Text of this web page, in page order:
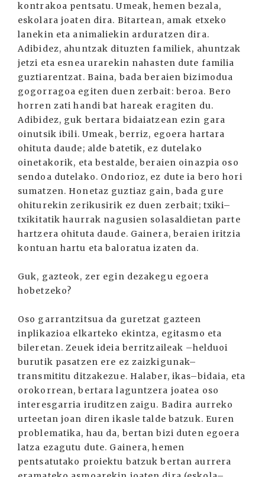
kontrakoa pentsatu. Umeak, hemen bezala,
eskolara joaten dira. Bitartean, amak etxeko
lanekin eta animaliekin arduratzen dira.
Adibidez, ahuntzak dituzten familiek, ahuntzak
jetzi eta esnea urarekin nahasten dute familia
guztiarentzat. Baina, bada beraien bizimodua
gogorragoa egiten duen zerbait: beroa. Bero
horren zati handi bat hareak eragiten du.
Adibidez, guk bertara bidaiatzean ezin gara
oinutsik ibili. Umeak, berriz, egoera hartara
ohituta daude; alde batetik, ez dutelako
oinetakorik, eta bestalde, beraien oinazpia oso
sendoa dutelako. Ondorioz, ez dute ia bero hori
sumatzen. Honetaz guztiaz gain, bada gure
ohiturekin zerikusirik ez duen zerbait; txiki–
txikitatik haurrak nagusien solasaldietan parte
hartzera ohituta daude. Gainera, beraien iritzia
kontuan hartu eta baloratua izaten da.
Guk, gazteok, zer egin dezakegu egoera
hobetzeko?
Oso garrantzitsua da guretzat gazteen
inplikazioa elkarteko ekintza, egitasmo eta
bileretan. Zeuek ideia berritzaileak –helduoi
burutik pasatzen ere ez zaizkigunak–
transmititu ditzakezue. Halaber, ikas–bidaia, eta
orokorrean, bertara laguntzera joatea oso
interesgarria iruditzen zaigu. Badira aurreko
urteetan joan diren ikasle talde batzuk. Euren
problematika, hau da, bertan bizi duten egoera
latza ezagutu dute. Gainera, hemen
pentsatutako proiektu batzuk bertan aurrera